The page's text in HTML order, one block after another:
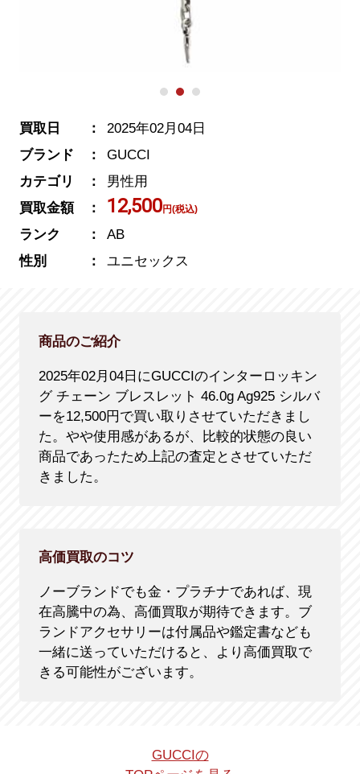
買取日
2025年02月04日
ブランド
GUCCI
カテゴリ
男性用
買取金額
12,500円(税込)
ランク
AB
性別
ユニセックス
商品のご紹介
2025年02月04日にGUCCIのインターロッキン
グ チェーン ブレスレット 46.0g Ag925 シルバ
ーを12,500円で買い取りさせていただきまし
た。やや使用感があるが、比較的状態の良い
商品であったため上記の査定とさせていただ
きました。
高価買取のコツ
ノーブランドでも金・プラチナであれば、現
在高騰中の為、高価買取が期待できます。ブ
ランドアクセサリーは付属品や鑑定書なども
一緒に送っていただけると、より高価買取で
きる可能性がございます。
GUCCIの